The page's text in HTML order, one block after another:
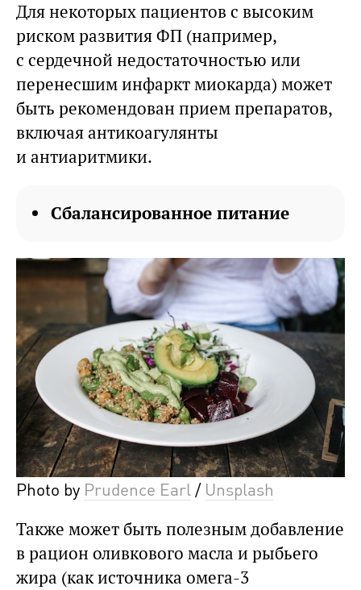
Для некоторых пациентов с высоким
риском развития ФП (например,
с сердечной недостаточностью или
перенесшим инфаркт миокарда) может
быть рекомендован прием препаратов,
включая антикоагулянты
и антиаритмики.
Сбалансированное питание
Photo by Prudence Earl / Unsplash
Также может быть полезным добавление
в рацион оливкового масла и рыбьего
жира (как источника омега-3